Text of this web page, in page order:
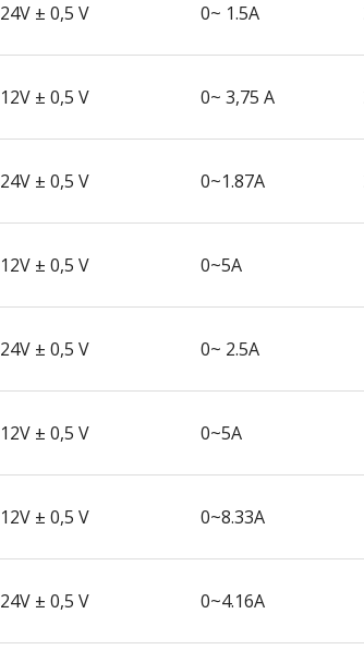
24V ± 0,5 V 0~ 1.5A
12V ± 0,5 V 0~ 3,75 A
24V ± 0,5 V 0~1.87A
12V ± 0,5 V 0~5A
24V ± 0,5 V 0~ 2.5A
12V ± 0,5 V 0~5A
12V ± 0,5 V 0~8.33A
24V ± 0,5 V 0~4.16A